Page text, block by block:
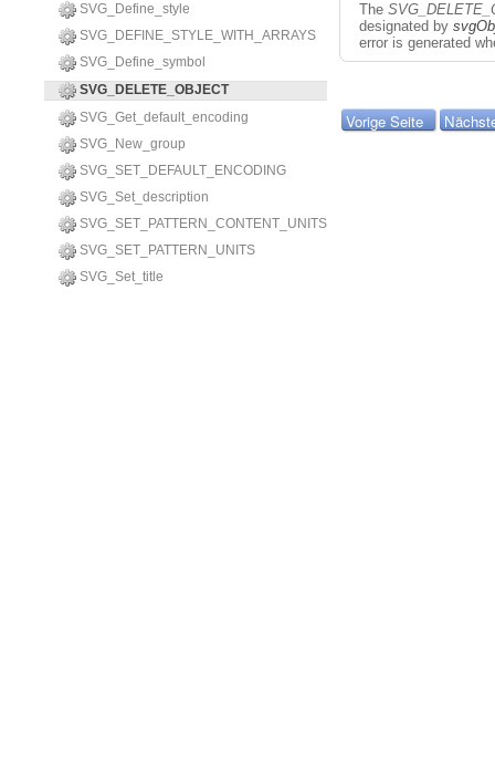
SVG_Define_style
SVG_DEFINE_STYLE_WITH_ARRAYS
SVG_Define_symbol
SVG_DELETE_OBJECT
SVG_Get_default_encoding
SVG_New_group
SVG_SET_DEFAULT_ENCODING
SVG_Set_description
SVG_SET_PATTERN_CONTENT_UNITS
SVG_SET_PATTERN_UNITS
SVG_Set_title
The
designated by
error is generated
Vorige Seite